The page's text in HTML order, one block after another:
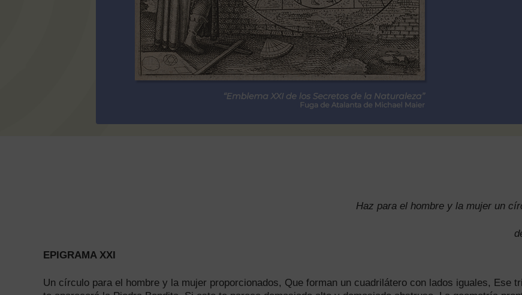
Haz para el hombre y la mujer un
EPIGRAMA XXI
Un círculo para el hombre y la mujer proporcionados, Que forman un cuadrilátero con lados iguales, Ese